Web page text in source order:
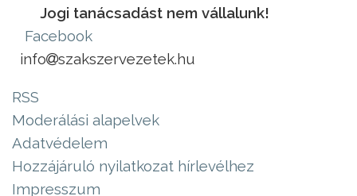
Jogi tanácsadást nem vállalunk!
Facebook
info
szakszervezetek.hu
RSS
Moderálási alapelvek
Adatvédelem
Hozzájáruló nyilatkozat hírlevélhez
Impresszum